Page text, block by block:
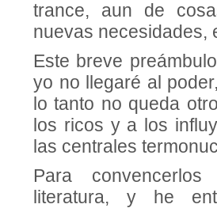
trance, aun de
nuevas necesidades,
Este breve
yo no llegaré al
lo tanto no queda
los ricos y a los
las centrales
Para
literatura, y he